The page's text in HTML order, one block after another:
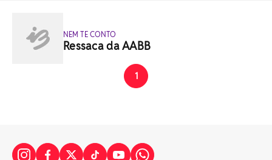
NEM TE CONTO
Ressaca da AABB
1